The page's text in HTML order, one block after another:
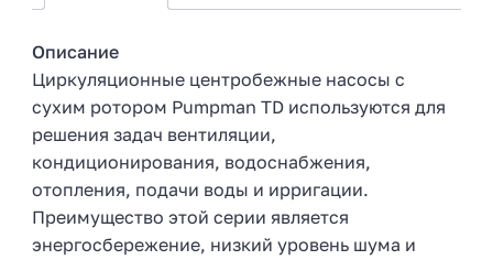
Описание
Циркуляционные центробежные насосы с
сухим ротором Pumpman TD используются для
решения задач вентиляции,
кондиционирования, водоснабжения,
отопления, подачи воды и ирригации.
Преимущество этой серии является
энергосбережение, низкий уровень шума и